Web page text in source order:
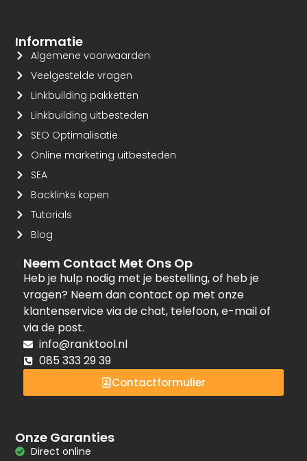
Informatie
Algemene voorwaarden
Veelgestelde vragen
Linkbuilding pakketten
Linkbuilding uitbesteden
SEO Optimalisatie
Online marketing uitbesteden
SEA
Backlinks kopen
Tutorials
Blog
Neem Contact Met Ons Op
Heb je hulp nodig met je bestelling, of heb je
vragen? Neem dan contact op met onze
klantenservice via de chat, telefoon, e-mail of
via de post.
info@ranktool.nl
085 333 29 39
Contactformulier
Onze Garanties
Direct online